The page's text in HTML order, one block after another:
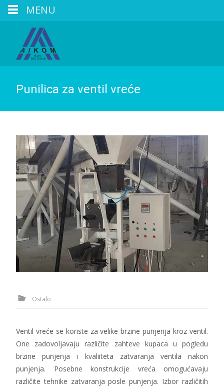
Punilica za ventil vreće
Ostalo
Ventil vreće se koriste za velike brzine punjenja kroz ventil.
One zadovoljavaju različite zahteve kupaca u pogledu
brzine punjenja i kvaliiteta zatvaranja ventila nakon
punjenja. Posebne konstrukcije vreća omogućavaju
različite tehnike zatvaranja posle punjenja. Izbor različitih
MENU